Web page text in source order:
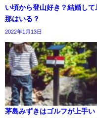
い頃から登山好き？結婚して
那はいる？
2022年1月13日
茅島みずきはゴルフが上手い